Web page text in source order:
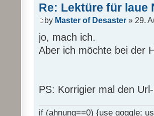
Re: Lektüre für laue
by Master of Desaster » 29.
jo, mach ich.
Aber ich möchte bei der
PS: Korrigier mal den
if (ahnung==0) {use goggle;